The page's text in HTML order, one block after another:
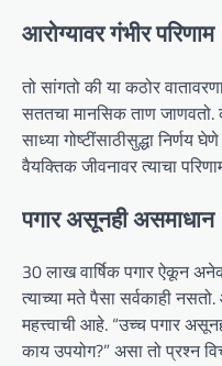
आरोग्यावर गंभीर परिणाम
तो सांगतो की या कठोर
सततचा मानसिक ताण जाणवतो.
साध्या गोष्टींसाठीसुद्धा
वैयक्तिक जीवनावर त्याचा
पगार असूनही असमाधान
30 लाख वार्षिक पगार ऐकून
त्याच्या मते पैसा सर्वकाही
महत्त्वाची आहे. “उच्च पगार
काय उपयोग?” असा तो प्रश्न